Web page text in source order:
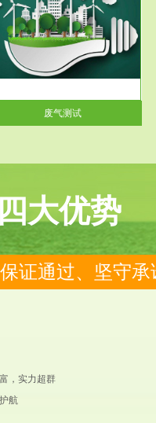
废气测试
大优势
证通过、坚守承
，实力超群
航